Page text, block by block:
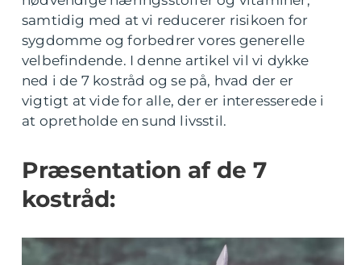
samtidig med at vi reducerer risikoen for
sygdomme og forbedrer vores generelle
velbefindende. I denne artikel vil vi dykke
ned i de 7 kostråd og se på, hvad der er
vigtigt at vide for alle, der er interesserede i
at opretholde en sund livsstil.
Præsentation af de 7
kostråd: